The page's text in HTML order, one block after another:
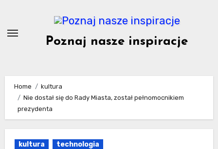
content
Poznaj nasze inspiracje
Home
kultura
Nie dostał się do Rady Miasta, został pełnomocnikiem
prezydenta
kultura technologia